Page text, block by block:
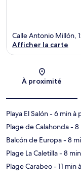
Calle Antonio Millón,
Afficher la carte
À proximité
Playa El Salón- 6 min à
Plage de Calahonda- 8
Balcón de Europa- 8
Plage La Caletilla- 8
Plage Carabeo- 11 min